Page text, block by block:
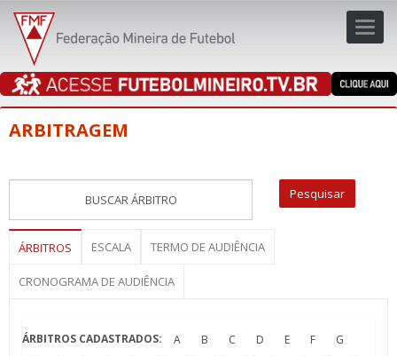
ARBITRAGEM
ÁRBITROS ESCALA TERMO DE AUDIÊNCIA
CRONOGRAMA DE AUDIÊNCIA
ÁRBITROS CADASTRADOS: A B C D E F
G